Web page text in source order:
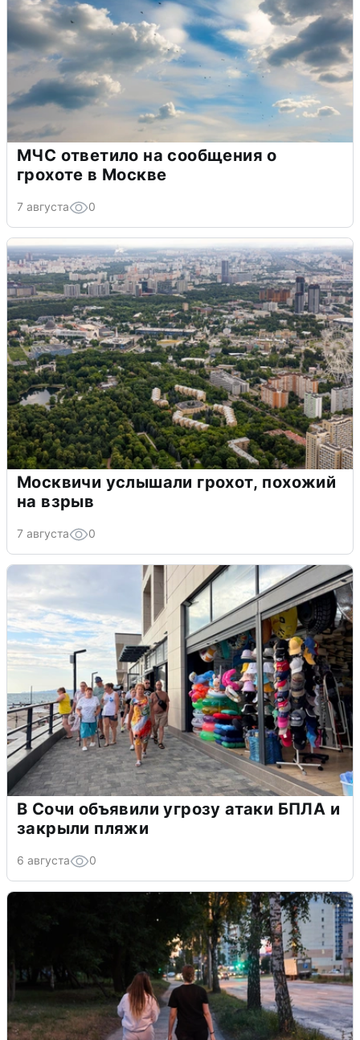
МЧС ответило на сообщения о
грохоте в Москве
7 августа 0
Москвичи услышали грохот, похожий
на взрыв
7 августа 0
В Сочи объявили угрозу атаки БПЛА и
закрыли пляжи
6 августа 0